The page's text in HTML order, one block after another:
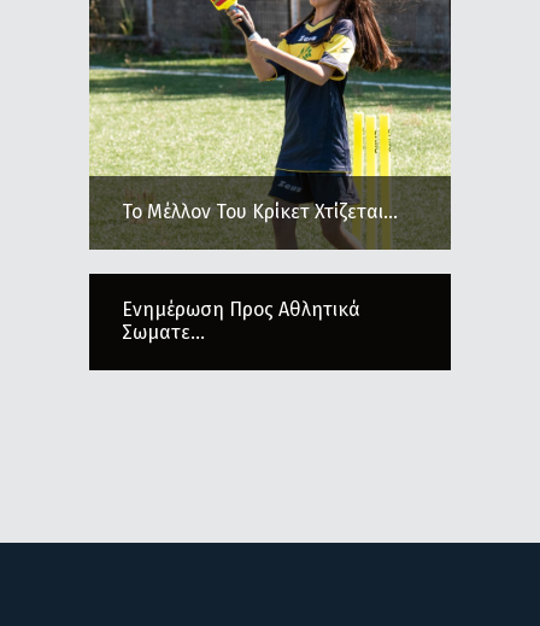
Το Μέλλον Του Κρίκετ Χτίζεται...
Ενημέρωση Προς Αθλητικά
Σωματε...